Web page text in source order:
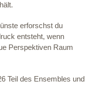
erforschst du
entsteht, wenn
Perspektiven Raum
Teil des Ensembles und